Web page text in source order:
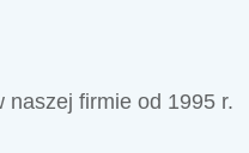
naszej firmie od 1995 r.